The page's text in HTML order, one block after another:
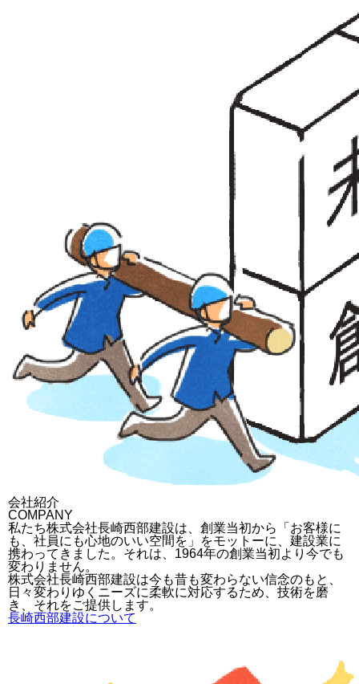
会社紹介
COMPANY
私たち株式会社長崎西部建設は、創業当初から「お客様に
も、社員にも心地のいい空間を」をモットーに、建設業に
携わってきました。それは、1964年の創業当初より今でも
変わりません。
株式会社長崎西部建設は今も昔も変わらない信念のもと、
日々変わりゆくニーズに柔軟に対応するため、技術を磨
き、それをご提供します。
長崎西部建設について